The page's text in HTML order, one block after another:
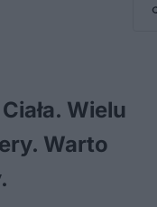
Wielu
Warto